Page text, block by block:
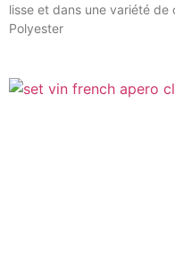
lisse et dans une variété de
Polyester